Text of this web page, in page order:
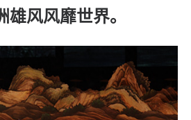
风风靡世界。